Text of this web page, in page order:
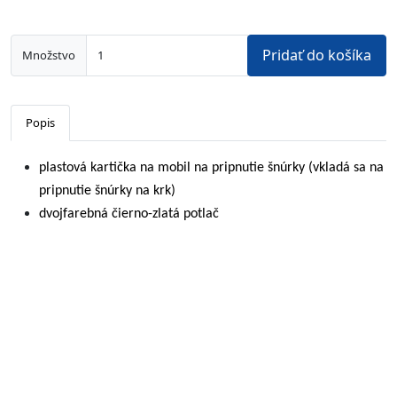
Množstvo Pridať do košíka
Popis
plastová kartička na mobil na pripnutie šnúrky (vkladá sa na
pripnutie šnúrky na krk)
dvojfarebná čierno-zlatá potlač